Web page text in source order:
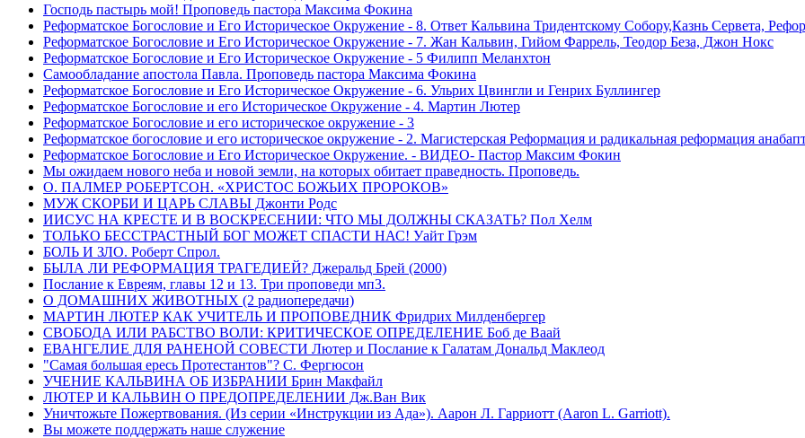
Господь пастырь мой! Проповедь пастора Максима Фокина
Реформатское Богословие и Его Историческое Окружение - 8. Ответ Кальвина Тридентскому Собору,Казнь Сервета,
Реформатское Богословие и Его Историческое Окружение - 7. Жан Кальвин, Гийом Фаррель, Теодор Беза, Джон Нокс
Реформатское Богословие и Его Историческое Окружение - 5 Филипп Меланхтон
Самообладание апостола Павла. Проповедь пастора Максима Фокина
Реформатское Богословие и Его Историческое Окружение - 6. Ульрих Цвингли и Генрих Буллингер
Реформатское Богословие и его Историческое Окружение - 4. Мартин Лютер
Реформатское Богословие и его историческое окружение - 3
Реформатское богословие и его историческое окружение - 2. Магистерская Реформация и радикальная реформация
Реформатское Богословие и Его Историческое Окружение. - ВИДЕО- Пастор Максим Фокин
Мы ожидаем нового неба и новой земли, на которых обитает праведность. Проповедь.
О. ПАЛМЕР РОБЕРТСОН. «ХРИСТОС БОЖЬИХ ПРОРОКОВ»
МУЖ СКОРБИ И ЦАРЬ СЛАВЫ Джонти Родс
ИИСУС НА КРЕСТЕ И В ВОСКРЕСЕНИИ: ЧТО МЫ ДОЛЖНЫ СКАЗАТЬ? Пол Хелм
ТОЛЬКО БЕССТРАСТНЫЙ БОГ МОЖЕТ СПАСТИ НАС! Уайт Грэм
БОЛЬ И ЗЛО. Роберт Спрол.
БЫЛА ЛИ РЕФОРМАЦИЯ ТРАГЕДИЕЙ? Джеральд Брей (2000)
Послание к Евреям, главы 12 и 13. Три проповеди мп3.
О ДОМАШНИХ ЖИВОТНЫХ (2 радиопередачи)
МАРТИН ЛЮТЕР КАК УЧИТЕЛЬ И ПРОПОВЕДНИК Фридрих Милденбергер
СВОБОДА ИЛИ РАБСТВО ВОЛИ: КРИТИЧЕСКОЕ ОПРЕДЕЛЕНИЕ Боб де Ваай
ЕВАНГЕЛИЕ ДЛЯ РАНЕНОЙ СОВЕСТИ Лютер и Послание к Галатам Дональд Маклеод
"Самая большая ересь Протестантов"? С. Фергюсон
УЧЕНИЕ КАЛЬВИНА ОБ ИЗБРАНИИ Брин Макфайл
ЛЮТЕР И КАЛЬВИН О ПРЕДОПРЕДЕЛЕНИИ Дж.Ван Вик
Уничтожьте Пожертвования. (Из серии «Инструкции из Ада»). Аарон Л. Гарриотт (Aaron L. Garriott).
Вы можете поддержать наше служение